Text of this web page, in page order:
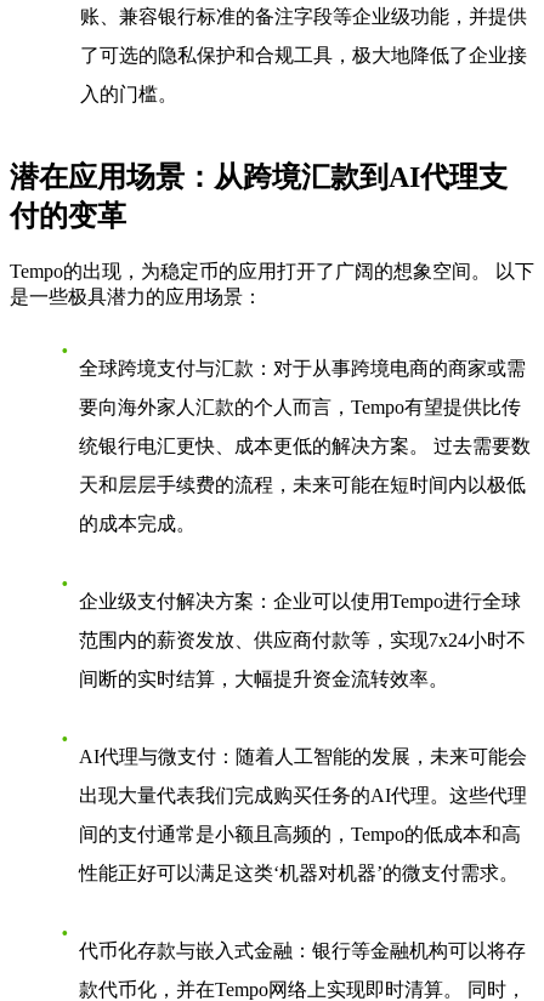
账、兼容银行标准的备注字段等企业级功能，并提供
了可选的隐私保护和合规工具，极大地降低了企业接
入的门槛。
潜在应用场景：从跨境汇款到AI代理支
付的变革
Tempo的出现，为稳定币的应用打开了广阔的想象空间。 以下
是一些极具潜力的应用场景：
全球跨境支付与汇款 ：对于从事跨境电商的商家或需
要向海外家人汇款的个人而言，Tempo有望提供比传
统银行电汇更快、成本更低的解决方案。 过去需要数
天和层层手续费的流程，未来可能在短时间内以极低
的成本完成。
企业级支付解决方案 ：企业可以使用Tempo进行全球
范围内的薪资发放、供应商付款等，实现7x24小时不
间断的实时结算，大幅提升资金流转效率。
AI代理与微支付 ：随着人工智能的发展，未来可能会
出现大量代表我们完成购买任务的AI代理。这些代理
间的支付通常是小额且高频的，Tempo的低成本和高
性能正好可以满足这类‘机器对机器’的微支付需求。
代币化存款与嵌入式金融 ：银行等金融机构可以将存
款代币化，并在Tempo网络上实现即时清算。 同时，